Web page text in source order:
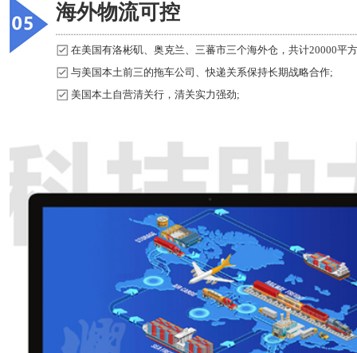
海外物流可控
在美国有洛彬矶、奥克兰、三蕃市三个海外仓，共计20000平
与美国本土前三的拖车公司、快递关系保持长期战略合作;
美国本土自营清关行，清关实力强劲;